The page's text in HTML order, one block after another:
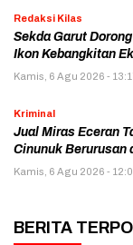
Redaksi Kilas
Sekda Garut
Ikon Kebangkitan
Kamis, 6 Agu 2026 -
Kriminal
Jual Miras Eceran
Cinunuk Berurusan
Kamis, 6 Agu 2026 -
BERITA